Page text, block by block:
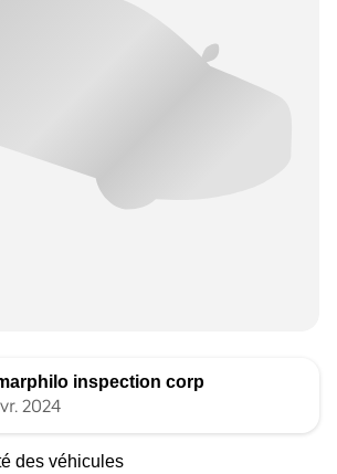
inspection corp
2024
des véhicules